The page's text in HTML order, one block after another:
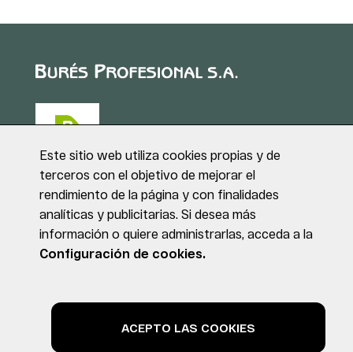
Puig de Sant Roc, 1
17180 VILABLAREIX
(Girona)
Tel. +34 972 40 50 95
Este sitio web utiliza cookies propias y de
terceros con el objetivo de mejorar el
rendimiento de la página y con finalidades
analíticas y publicitarias. Si desea más
información o quiere administrarlas, acceda a la
Configuración de cookies.
ACEPTO LAS COOKIES